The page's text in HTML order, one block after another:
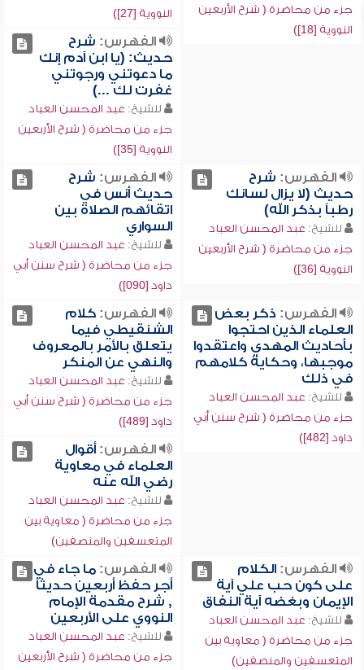
جزء من محاضرة ( شرح الأربعين
النووية [18])
النووية [27])
الفهرس: شرح
حديث: (يا ابن آدم إنك
ما دعوتني ورجوتني
غفرت لك ...)
للشيخ: عبد المحسن العباد
جزء من محاضرة ( شرح الأربعين
النووية [35])
الفهرس: شرح
حديث (لا يزال لسانك
رطباً بذكر الله)
للشيخ: عبد المحسن العباد
جزء من محاضرة ( شرح الأربعين
النووية [36])
الفهرس: شرح
حديث أنس في
اتقائهم الصلاة بين
السواري
للشيخ: عبد المحسن العباد
جزء من محاضرة ( شرح سنن أبي
داود [090])
الفهرس: ذكر بعض
العلماء الذين احتجوا
بأحاديث المهدي واعتقدوا
موجبها، وحكاية كلامهم
في ذلك
للشيخ: عبد المحسن العباد
جزء من محاضرة ( شرح سنن أبي
داود [482])
الفهرس:كلام
الشنقيطي فيما
يتعلق بالأمر بالمعروف
والنهي عن المنكر
للشيخ: عبد المحسن العباد
جزء من محاضرة ( شرح سنن أبي
داود [489])
الفهرس:أقوال
العلماء في معاوية
رضي الله عنه
للشيخ: عبد المحسن العباد
جزء من محاضرة ( معاوية بين
المتعسفين والمنصفين)
الفهرس:الكلام
على كون حب علي آية
الإيمان وبغضه آية النفاق
للشيخ: عبد المحسن العباد
جزء من محاضرة ( معاوية بين
المتعسفين والمنصفين)
الفهرس:ما جاء في
أجر حفظ أربعين حديثاً
, شرح مقدمة الإمام
النووي على الأربعين
للشيخ: عبد المحسن العباد
جزء من محاضرة ( شرح الأربعين